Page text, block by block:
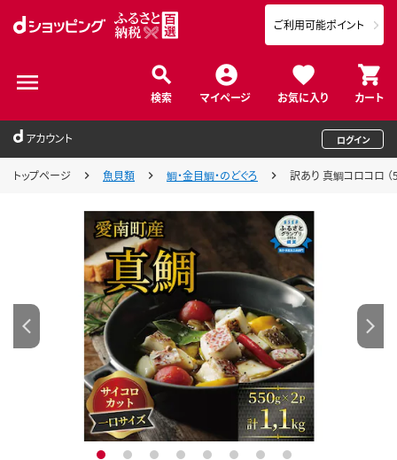
検索 マイページ お気に入り カート
ご利用可能ポイント
アカウント ログイン
トップページ 魚貝類 鯛・金目鯛・のどぐろ 訳あり 真鯛コロコロ
1 2 3 4 5 6 7 8